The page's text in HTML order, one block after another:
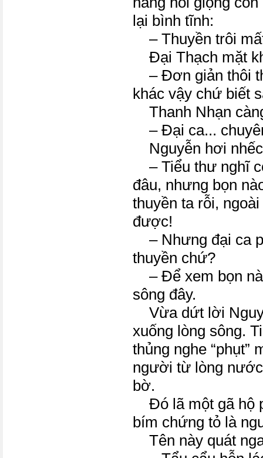
lại bình tĩnh:
– Thuyền trôi
Đại Thạch mặt
– Đơn giản thôi
khác vậy chứ biết
Thanh Nhạn
– Đại ca...
Nguyễn hơi
– Tiểu thư nghĩ
đâu, nhưng bọn
thuyền ta rỗi,
được!
– Nhưng đại ca
thuyền chứ?
– Để xem bọn
sông đây.
Vừa dứt lời
xuống lòng sông.
thủng nghe “phụt”
người từ lòng
bờ.
Đó lã một gã hộ
bím chứng tỏ là
Tên này quát